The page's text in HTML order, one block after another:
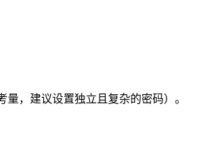
，建议设置独立且复杂的密码）。